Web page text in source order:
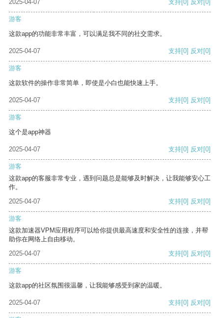
2025-04-07 支持[0] 反对[0]
游客
这款app的功能非常丰富，可以满足我不同的社交需求。
2025-04-07 支持[0] 反对[0]
游客
这款软件的操作非常简单，即使是小白也能快速上手。
2025-04-07 支持[0] 反对[0]
游客
这个是app神器
2025-04-07 支持[0] 反对[0]
游客
这款app的客服非常专业，遇到问题总是能够及时解决，让我能够安心工
作。
2025-04-07
支持[0] 反对[0]
游客
这款加速器VPM应用程序可以给你提供最高速度和安全性的连接，并帮
助你在网络上自由移动。
2025-04-07
支持[0] 反对[0]
游客
这款app的社区氛围很温馨，让我能够感受到家的温暖。
2025-04-07 支持[0] 反对[0]